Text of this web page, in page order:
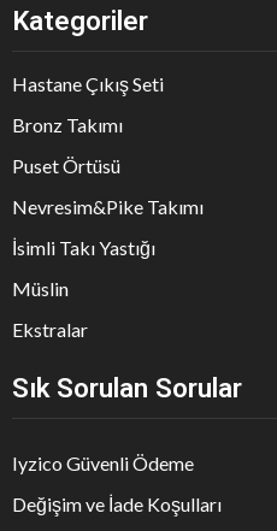
Kategoriler
Hastane Çıkış Seti
Bronz Takımı
Puset Örtüsü
Nevresim&Pike Takımı
İsimli Takı Yastığı
Müslin
Ekstralar
Sık Sorulan Sorular
Iyzico Güvenli Ödeme
Değişim ve İade Koşulları